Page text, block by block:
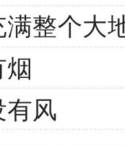
整个大
风